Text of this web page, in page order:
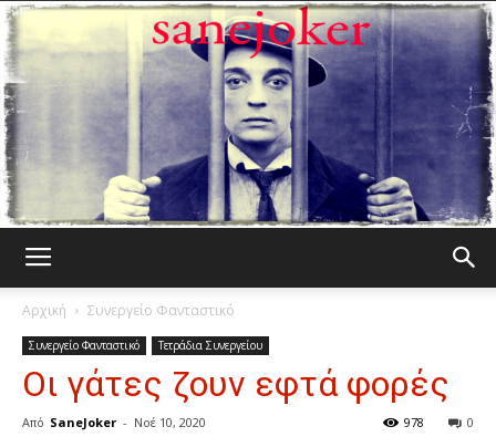
Αρχική Συνεργείο Φανταστικό
Συνεργείο Φανταστικό Τετράδια Συνεργείου
Οι γάτες ζουν εφτά φορές
Από SaneJoker - Νοέ 10, 2020 0
978